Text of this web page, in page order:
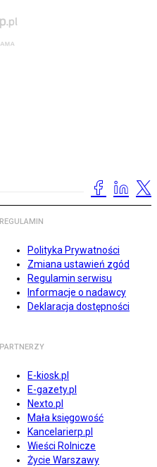
REGULAMIN
Polityka Prywatności
Zmiana ustawień zgód
Regulamin serwisu
Informacje o nadawcy
Deklaracja dostępności
PARTNERZY
E-kiosk.pl
E-gazety.pl
Nexto.pl
Mała księgowość
Kancelarierp.pl
Wieści Rolnicze
Życie Warszawy